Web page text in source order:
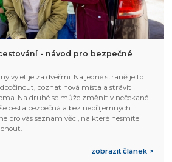
- návod pro bezpečné
výlet je za dveřmi. Na jedné straně je to
poznat nová místa a strávit
Na druhé se může změnit v nečekané
cesta bezpečná a bez nepříjemných
pro vás seznam věcí, na které nesmíte
zobrazit článek >